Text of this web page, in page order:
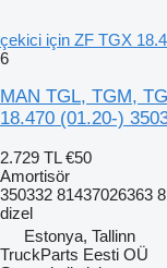
çekici için ZF TGX
6
MAN TGL, TGM,
18.470 (01.20-)
2.729 TL €50
Amortisör
350332 81437026363
dizel
Estonya, Tallinn
TruckParts Eesti OÜ